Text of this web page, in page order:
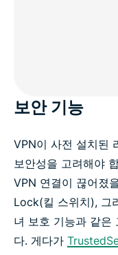
보안 기능
VPN이 사전 설치된
보안성을 고려해야
VPN 연결이 끊어졌
Lock(킬 스위치), 그
녀 보호 기능과 같은
다. 게다가